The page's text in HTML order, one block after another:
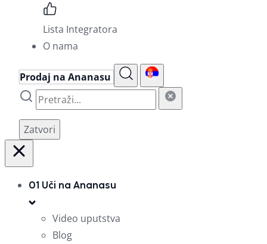
Lista Integratora
O nama
Prodaj na Ananasu
Zatvori
01 Uči na Ananasu
Video uputstva
Blog